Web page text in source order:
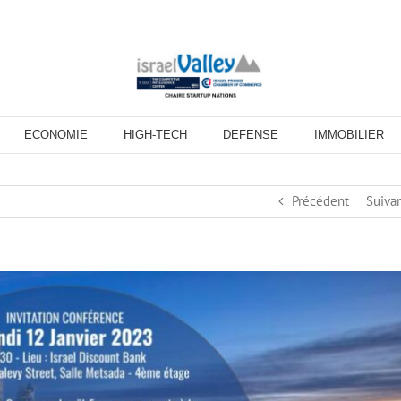
ECONOMIE HIGH-TECH DEFENSE IMMOBILIER
Précédent